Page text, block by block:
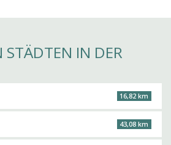
STÄDTEN IN DER
16,82 km
43,08 km